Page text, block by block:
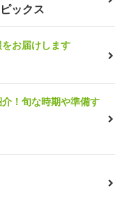
ックス
お届けします
！旬な時期や準備す